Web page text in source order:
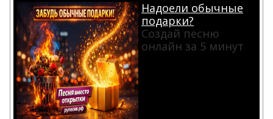
Надоели обычные
подарки?
Создай песню
онлайн за 5 минут